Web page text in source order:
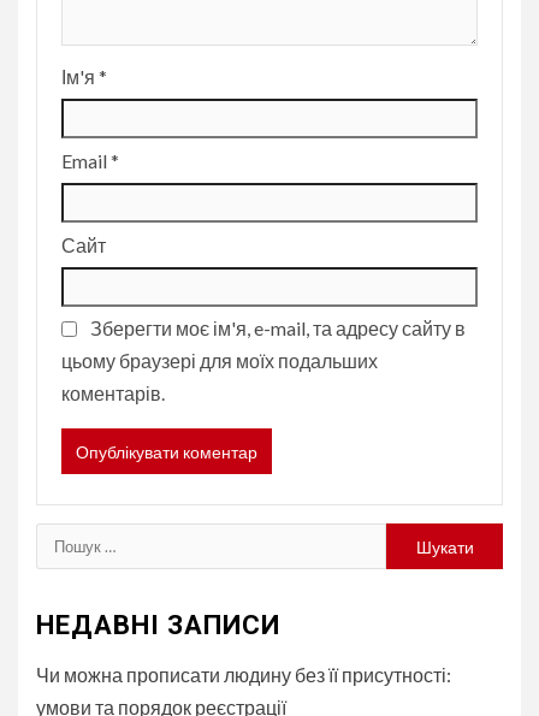
Ім'я *
Email*
Сайт
Зберегти моє ім'я, e-mail, та адресу сайту в
цьому браузері для моїх подальших
коментарів.
Пошук:
НЕДАВНІ ЗАПИСИ
Чи можна прописати людину без її присутності:
умови та порядок реєстрації